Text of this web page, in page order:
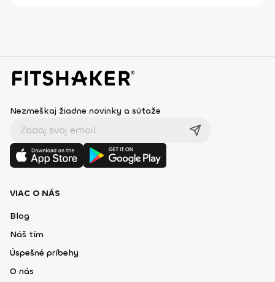
Nezmeškaj žiadne novinky a súťaže
VIAC O NÁS
Blog
Náš tím
Úspešné príbehy
O nás